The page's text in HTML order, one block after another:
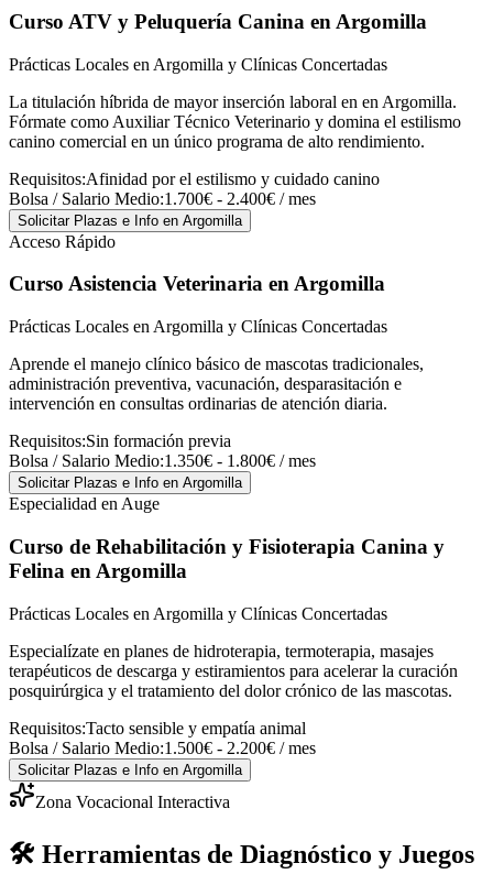
Curso ATV y Peluquería Canina en Argomilla
Prácticas Locales en Argomilla y Clínicas Concertadas
La titulación híbrida de mayor inserción laboral en en Argomilla.
Fórmate como Auxiliar Técnico Veterinario y domina el estilismo
canino comercial en un único programa de alto rendimiento.
Requisitos:Afinidad por el estilismo y cuidado canino
Bolsa / Salario Medio:1.700€ - 2.400€ / mes
Solicitar Plazas e Info en Argomilla
Acceso Rápido
Curso Asistencia Veterinaria en Argomilla
Prácticas Locales en Argomilla y Clínicas Concertadas
Aprende el manejo clínico básico de mascotas tradicionales,
administración preventiva, vacunación, desparasitación e
intervención en consultas ordinarias de atención diaria.
Requisitos:Sin formación previa
Bolsa / Salario Medio:1.350€ - 1.800€ / mes
Solicitar Plazas e Info en Argomilla
Especialidad en Auge
Curso de Rehabilitación y Fisioterapia Canina y
Felina en Argomilla
Prácticas Locales en Argomilla y Clínicas Concertadas
Especialízate en planes de hidroterapia, termoterapia, masajes
terapéuticos de descarga y estiramientos para acelerar la curación
posquirúrgica y el tratamiento del dolor crónico de las mascotas.
Requisitos:Tacto sensible y empatía animal
Bolsa / Salario Medio:1.500€ - 2.200€ / mes
Solicitar Plazas e Info en Argomilla
Zona Vocacional Interactiva
🛠️ Herramientas de Diagnóstico y Juegos